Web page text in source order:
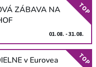
ZÁBAVA NA
01.08. - 31.08.
TOP
v Eurovea TOP